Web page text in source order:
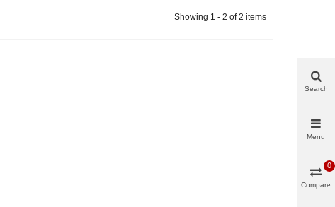
Showing 1 - 2 of 2 items
Search
Menu
Compare
0